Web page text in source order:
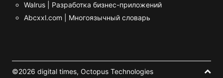
Walrus | Разработка бизнес-приложений
Abcxxl.com | Многоязычный словарь
©2026 digital times, Octopus Technologies